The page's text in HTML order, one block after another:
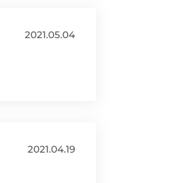
2021.05.04
2021.04.19